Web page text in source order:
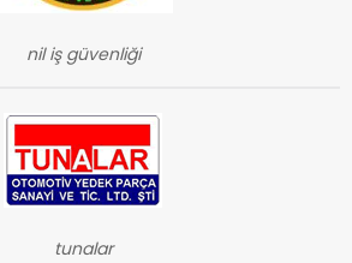
nil iş güvenliği
tunalar